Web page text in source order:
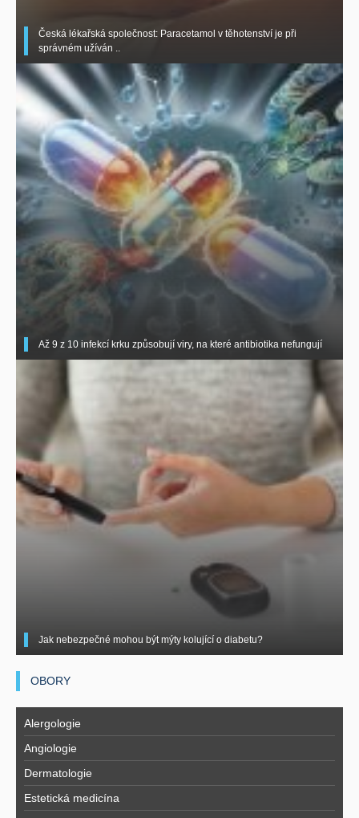
Česká lékařská společnost: Paracetamol v těhotenství je při
správném užíván ..
Až 9 z 10 infekcí krku způsobují viry, na které antibiotika nefungují
Jak nebezpečné mohou být mýty kolující o diabetu?
OBORY
Alergologie
Angiologie
Dermatologie
Estetická medicína